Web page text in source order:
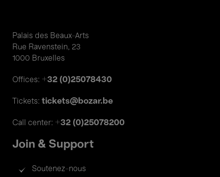
Palais des Beaux-Arts
Rue Ravenstein, 23
1000 Bruxelles
Offices: +32 (0)25078430
Tickets: tickets@bozar.be
Call center: +32 (0)25078200
Join & Support
Soutenez-nous